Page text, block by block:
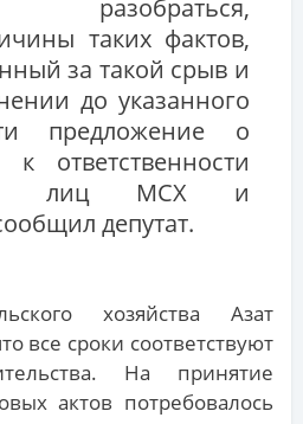
разобраться,
таких фактов,
за такой срыв и
до указанного
предложение о
к ответственности
лиц МСХ и
депутат.
хозяйства Азат
все сроки соответствуют
На принятие
актов потребовалось